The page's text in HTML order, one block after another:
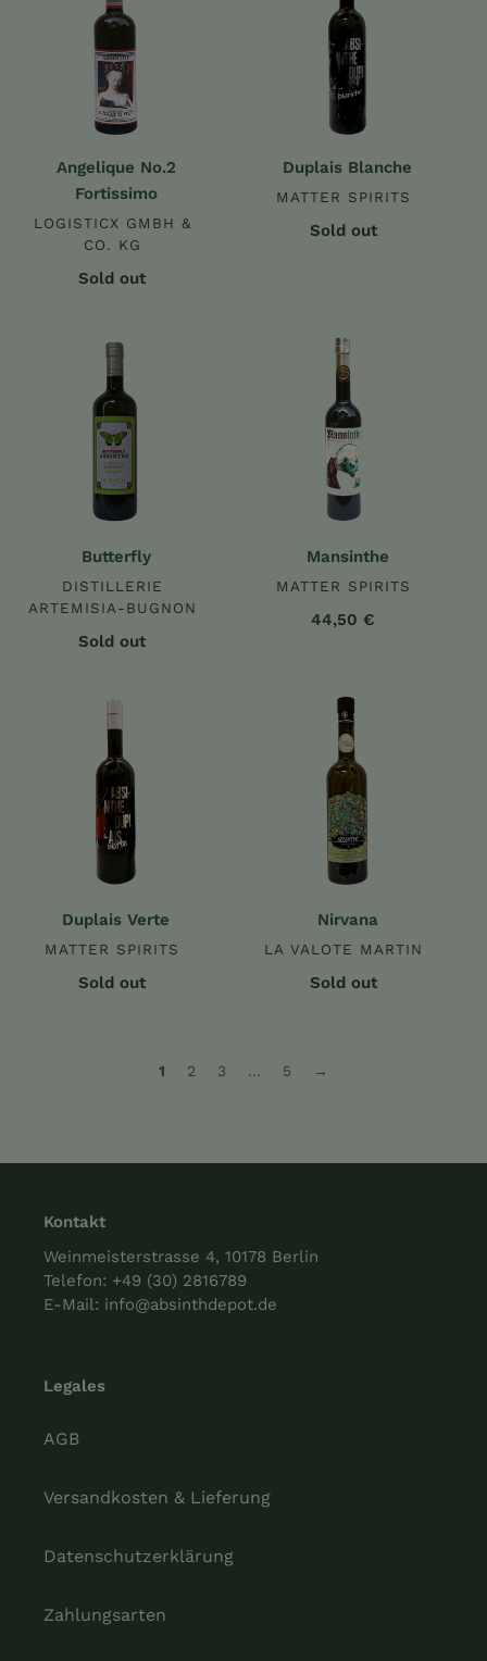
Angelique No.2
Fortissimo
LOGISTICX GMBH &
CO. KG
Sold out
Duplais Blanche
MATTER SPIRITS
Sold out
Butterfly
Butterfly
DISTILLERIE
ARTEMISIA-BUGNON
Sold out
Mansinthe
Mansinthe
MATTER SPIRITS
44,50 €
Duplais
Verte
Duplais Verte
MATTER SPIRITS
Sold out
Nirvana
Nirvana
LA VALOTE MARTIN
Sold out
1 2 3 … 5 →
Kontakt
Weinmeisterstrasse 4, 10178 Berlin
Telefon: +49 (30) 2816789
E-Mail: info@absinthdepot.de
Legales
AGB
Versandkosten & Lieferung
Datenschutzerklärung
Zahlungsarten